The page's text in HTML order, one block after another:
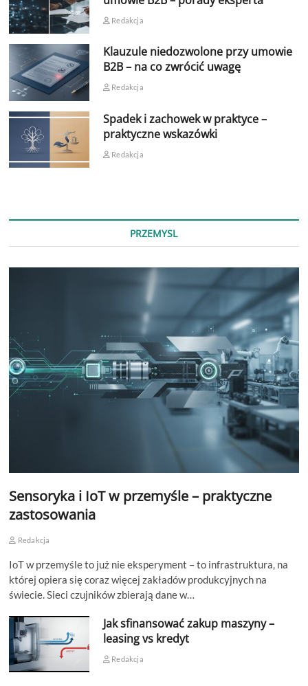
Redakcja
Klauzule niedozwolone przy umowie
B2B – na co zwrócić uwagę
Redakcja
Spadek i zachowek w praktyce –
praktyczne wskazówki
Redakcja
PRZEMYSL
Sensoryka i IoT w przemyśle – praktyczne
zastosowania
Redakcja
IoT w przemyśle to już nie eksperyment – to infrastruktura, na
której opiera się coraz więcej zakładów produkcyjnych na
świecie. Sieci czujników zbierają dane w…
Jak sfinansować zakup maszyny –
leasing vs kredyt
Redakcja